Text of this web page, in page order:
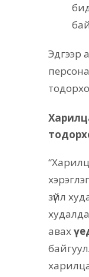
Эдгээр
зүйл
авах